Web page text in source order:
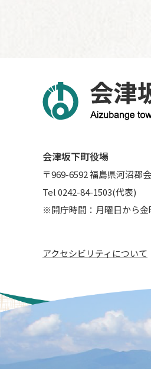
アクセシビリティについて
会津坂下町役場
〒969-6592 福島県河沼郡
Tel 0242-84-1503(代表)
※開庁時間：月曜日から金